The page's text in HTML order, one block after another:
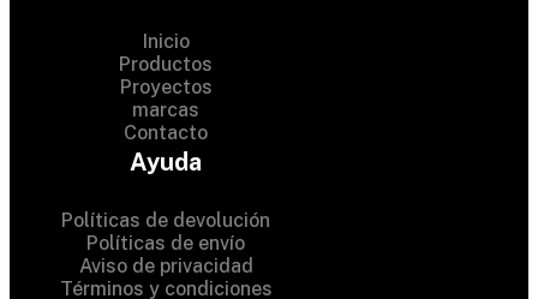
Inicio
Productos
Proyectos
marcas
Contacto
Ayuda
Políticas de devolución
Políticas de envío
Aviso de privacidad
Términos y condiciones